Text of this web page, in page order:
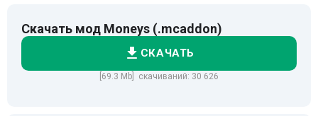
Скачать мод Moneys (.mcaddon)
СКАЧАТЬ
[69.3 Mb] скачиваний: 30 626